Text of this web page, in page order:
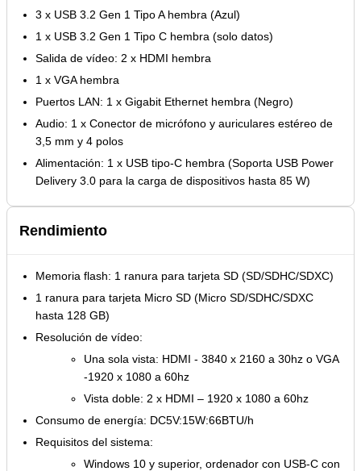
3 x USB 3.2 Gen 1 Tipo A hembra (Azul)
1 x USB 3.2 Gen 1 Tipo C hembra (solo datos)
Salida de vídeo: 2 x HDMI hembra
1 x VGA hembra
Puertos LAN: 1 x Gigabit Ethernet hembra (Negro)
Audio: 1 x Conector de micrófono y auriculares estéreo de
3,5 mm y 4 polos
Alimentación: 1 x USB tipo-C hembra (Soporta USB Power
Delivery 3.0 para la carga de dispositivos hasta 85 W)
Rendimiento
Memoria flash: 1 ranura para tarjeta SD (SD/SDHC/SDXC)
1 ranura para tarjeta Micro SD (Micro SD/SDHC/SDXC
hasta 128 GB)
Resolución de vídeo:
Una sola vista: HDMI - 3840 x 2160 a 30hz o VGA
-1920 x 1080 a 60hz
Vista doble: 2 x HDMI – 1920 x 1080 a 60hz
Consumo de energía: DC5V:15W:66BTU/h
Requisitos del sistema:
Windows 10 y superior, ordenador con USB-C con